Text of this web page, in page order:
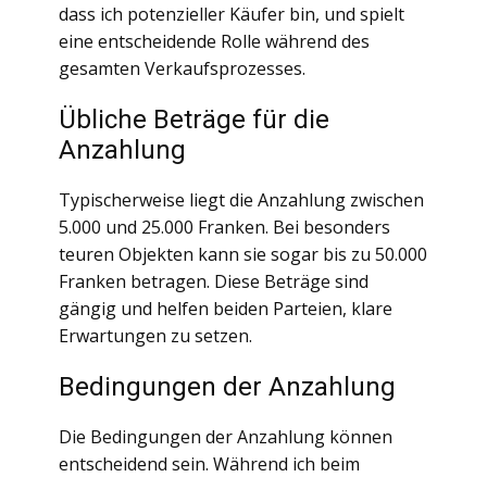
dass ich potenzieller Käufer bin, und spielt
eine entscheidende Rolle während des
gesamten Verkaufsprozesses.
Übliche Beträge für die
Anzahlung
Typischerweise liegt die Anzahlung zwischen
5.000 und 25.000 Franken. Bei besonders
teuren Objekten kann sie sogar bis zu 50.000
Franken betragen. Diese Beträge sind
gängig und helfen beiden Parteien, klare
Erwartungen zu setzen.
Bedingungen der Anzahlung
Die Bedingungen der Anzahlung können
entscheidend sein. Während ich beim